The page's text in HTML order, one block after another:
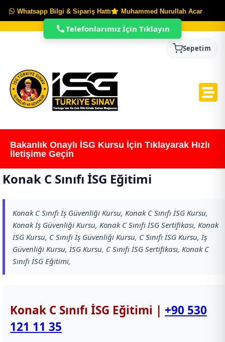
Whatsapp Bilgi & Sipariş Hattı Muhammed Nurullah Acar
Sepetim
Bakanlık Onaylı İSG Kursu İçin Tıklayarak Hızlı
İletişime Geçin
Konak C Sınıfı İSG Eğitimi
Konak C Sınıfı İş Güvenliği Kursu, Konak C Sınıfı İSG Kursu,
Konak İş Güvenliği Kursu, Konak C Sınıfı İSG Sertifikası, Konak
İSG Kursu, C Sınıfı İş Güvenliği Kursu, C Sınıfı İSG Kursu, İş
Güvenliği Kursu, İSG Kursu, C Sınıfı İSG Sertifikası, Konak C
Sınıfı İSG Eğitimi,
Konak C Sınıfı İSG Eğitimi | +90 530
121 11 35
Telefonlarımız İçin Tıklayın